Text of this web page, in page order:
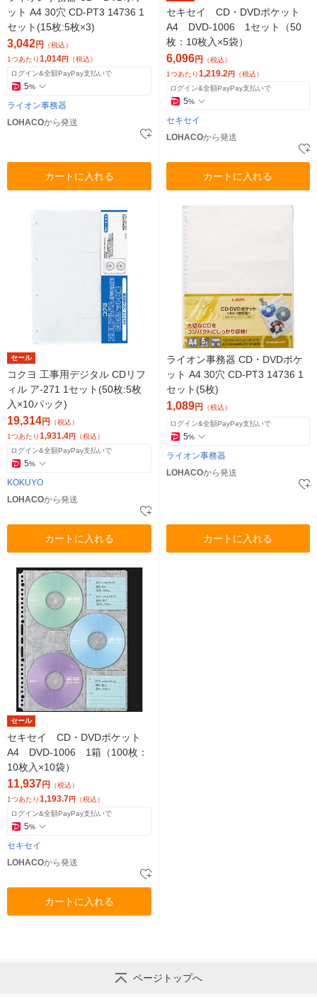
ット A4 30穴 CD-PT3 14736 1
セット(15枚:5枚×3)
3,042円 （税込）
1つあたり1,014円 （税込）
ログイン&全額PayPay支払いで
5%
ライオン事務器
LOHACOから発送
カートに入れる
セキセイ CD・DVDポケット
A4 DVD-1006 1セット（50
枚：10枚入×5袋）
6,096円 （税込）
1つあたり1,219.2 円 （税込）
ログイン&全額PayPay支払いで
5%
セキセイ
LOHACOから発送
カートに入れる
セール
コクヨ 工事用デジタル CDリフ
ィル ア-271 1セット(50枚:5枚
入×10パック)
19,314円
（税込）
1つあたり1,931.4円 （税込）
ログイン&全額PayPay支払いで
5%
KOKUYO
LOHACOから発送
カートに入れる
ライオン事務器 CD・DVDポケ
ット A4 30穴 CD-PT3 14736 1
セット(5枚)
1,089円 （税込）
ログイン&全額PayPay支払いで
5%
ライオン事務器
LOHACOから発送
カートに入れる
セール
セキセイ CD・DVDポケット
A4 DVD-1006 1箱（100枚：
10枚入×10袋）
11,937円 （税込）
1つあたり1,193.7円 （税込）
ログイン&全額PayPay支払いで
5%
セキセイ
LOHACOから発送
カートに入れる
ページトップへ